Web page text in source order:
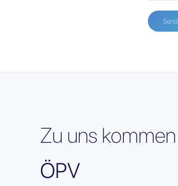
Send
Zu uns kommen
ÖPV